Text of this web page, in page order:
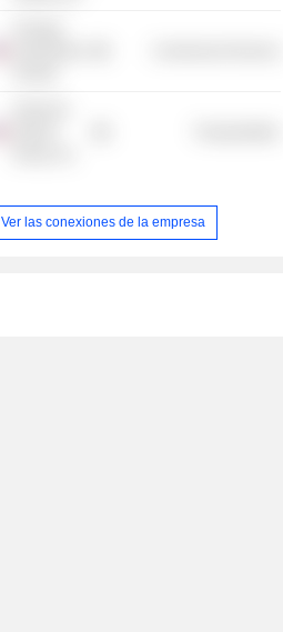
Ver las conexiones de la empresa